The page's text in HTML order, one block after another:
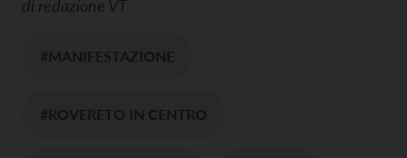
di redazione VT
#MANIFESTAZIONE
#ROVERETO IN CENTRO